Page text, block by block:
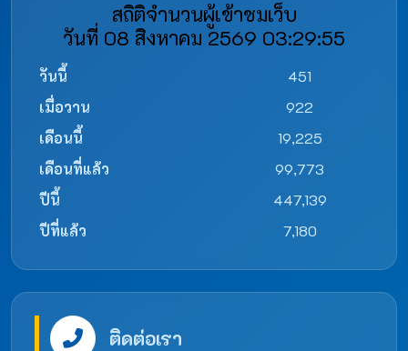
สถิติจำนวนผู้เข้าชมเว็บ
วันที่ 08 สิงหาคม 2569 03:29:55
วันนี้
451
เมื่อวาน
922
เดือนนี้
19,225
เดือนที่แล้ว
99,773
ปีนี้
447,139
ปีที่แล้ว
7,180
ติดต่อเรา